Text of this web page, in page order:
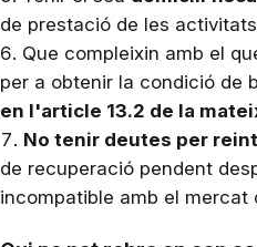
de prestació de les
Que compleixin amb el
per a obtenir la condició de
en l'article 13.2 de la
No tenir deutes per
de recuperació pendent
incompatible amb el mercat